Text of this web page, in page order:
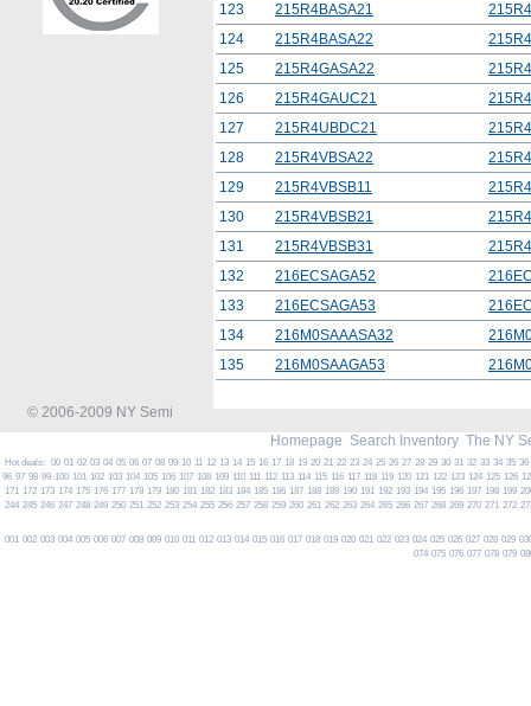
123
215R4BASA21
124
215R4BASA22
125
215R4GASA22
126
215R4GAUC21
127
215R4UBDC21
128
215R4VBSA22
129
215R4VBSB11
130
215R4VBSB21
131
215R4VBSB31
132
216ECSAGA52
133
216ECSAGA53
134
216M0SAAASA32
135
216M0SAAGA53
© 2006-2009 NY Semi
Homepage Search Inventory The NY
Hot deals: 00 01 02 03 04 05 06 07 08 09 10 11 12 13 14 15 16 17 18 19 20 21 22 23 24 25 26 27 28 29 30 31 32 33 34 35 36
96 97 98 99 100 101 102 103 104 105 106 107 108 109 110 111 112 113 114 115 116 117 118 119 120 121 122 123 124 125 126
171 172 173 174 175 176 177 178 179 180 181 182 183 184 185 186 187 188 189 190 191 192 193 194 195 196 197 198 199
244 245 246 247 248 249 250 251 252 253 254 255 256 257 258 259 260 261 262 263 264 265 266 267 268 269 270 271 272
001 002 003 004 005 006 007 008 009 010 011 012 013 014 015 016 017 018 019 020 021 022 023 024 025 026 027 028 029
074 075 076 077 078 079